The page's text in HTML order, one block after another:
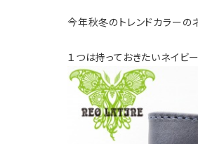
今年秋冬のトレンドカラーの
１つは持っておきたいネイビ